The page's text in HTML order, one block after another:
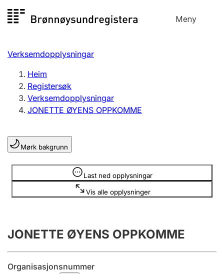
til
Meny
Registersøk
Aksjeselskap
Enkeltpersonføretak
Registrere, endre, slette
Lag og foreining
Registrere, endre, slette
Årsrekneskap
Innsending og forseinkingsgebyr
Verksemdopplysningar
Heim
Registersøk
Verksemdopplysningar
JONETTE ØYENS OPPKOMME
Mørk bakgrunn
Last ned opplysningar
Vis alle opplysninger
Opplysninger er skjult
JONETTE ØYENS OPPKOMME
Organisasjonsnummer